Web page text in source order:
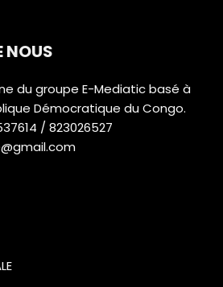
NOUS
du groupe E-Mediatic basé à
Démocratique du Congo.
/ 823026527